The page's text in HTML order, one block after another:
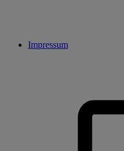
Impressum